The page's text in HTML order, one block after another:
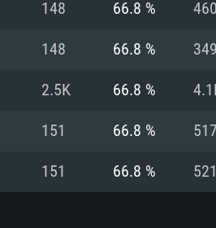
상
네트워크: 브로드
여유 저장 공간:
와 동급의 성능을
지원하는 AMD RX
148 66.8 % 460
148 66.8 % 349
2.5K 66.8 %
151 66.8 % 517
151 66.8 % 521